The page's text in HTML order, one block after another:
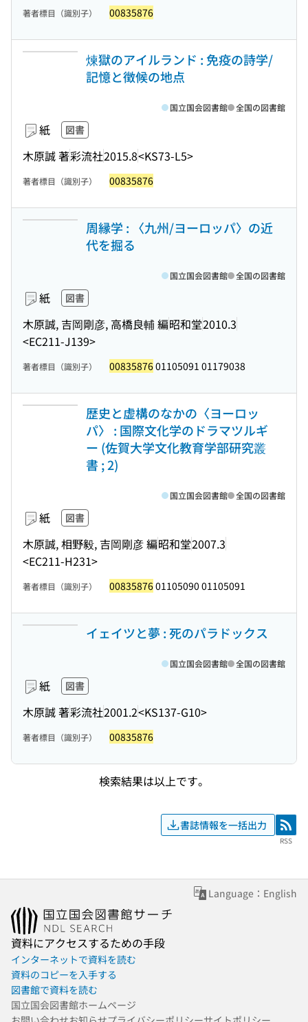
著者標目（識別子） 00835876
煉獄のアイルランド : 免疫の詩学/
記憶と徴候の地点
紙 図書
木原誠 著彩流社2015.8<KS73-L5>
国立国会図書館 全国の図書館
著者標目（識別子） 00835876
周縁学 : 〈九州/ヨーロッパ〉の近
代を掘る
紙 図書
木原誠, 吉岡剛彦, 高橋良輔 編昭和堂2010.3
<EC211-J139>
国立国会図書館 全国の図書館
著者標目（識別子） 0083587601105091 01179038
歴史と虚構のなかの〈ヨーロッ
パ〉 : 国際文化学のドラマツルギ
ー (佐賀大学文化教育学部研究叢
書 ; 2)
紙 図書
木原誠, 相野毅, 吉岡剛彦 編昭和堂2007.3
<EC211-H231>
国立国会図書館 全国の図書館
著者標目（識別子） 0083587601105090 01105091
イェイツと夢 : 死のパラドックス
紙 図書
木原誠 著彩流社2001.2<KS137-G10>
国立国会図書館 全国の図書館
著者標目（識別子） 00835876
検索結果は以上です。
書誌情報を一括出力 RSS
RSS
Language：English
資料にアクセスするための手段
インターネットで資料を読む
資料のコピーを入手する
図書館で資料を読む
国立国会図書館ホームページ